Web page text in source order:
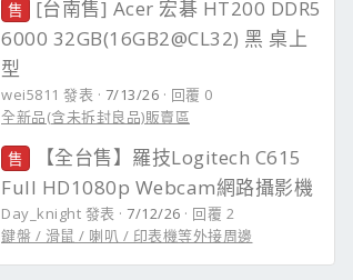
售
[台南售] Acer 宏碁 HT200 DDR5
6000 32GB(16GB2@CL32) 黑 桌上
型
wei5811 發表 7/13/26
回覆 0
全新品(含未拆封良品)販賣區
售
【全台售】羅技Logitech C615
Full HD1080p Webcam網路攝影機
Day_knight 發表 7/12/26
回覆 2
鍵盤 / 滑鼠 / 喇叭 / 印表機等外接周邊